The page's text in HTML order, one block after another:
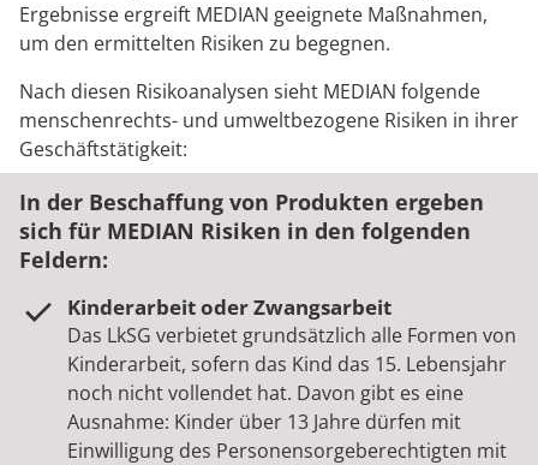
Ergebnisse ergreift MEDIAN geeignete Maßnahmen,
um den ermittelten Risiken zu begegnen.
Nach diesen Risikoanalysen sieht MEDIAN folgende
menschenrechts- und umweltbezogene Risiken in ihrer
Geschäftstätigkeit:
In der Beschaffung von Produkten ergeben
sich für MEDIAN Risiken in den folgenden
Feldern:
Kinderarbeit oder Zwangsarbeit
Das LkSG verbietet grundsätzlich alle Formen von
Kinderarbeit, sofern das Kind das 15. Lebensjahr
noch nicht vollendet hat. Davon gibt es eine
Ausnahme: Kinder über 13 Jahre dürfen mit
Einwilligung des Personensorgeberechtigten mit